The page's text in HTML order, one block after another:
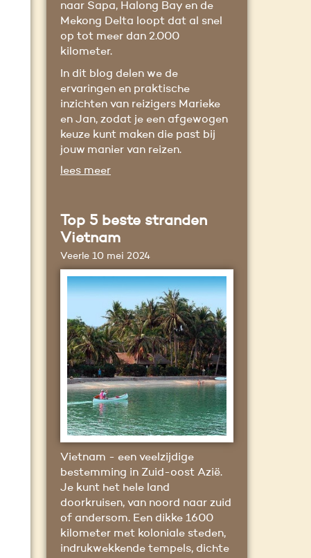
naar Sapa, Halong Bay en de
Mekong Delta loopt dat al snel
op tot meer dan 2.000
kilometer.
In dit blog delen we de
ervaringen en praktische
inzichten van reizigers Marieke
en Jan, zodat je een afgewogen
keuze kunt maken die past bij
jouw manier van reizen.
lees meer
Top 5 beste stranden
Vietnam
Veerle 10 mei 2024
Vietnam - een veelzijdige
bestemming in Zuid-oost Azië.
Je kunt het hele land
doorkruisen, van noord naar zuid
of andersom. Een dikke 1600
kilometer met koloniale steden,
indrukwekkende tempels, dichte